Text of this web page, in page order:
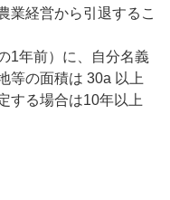
業経営から引退するこ
1年前）に、自分名義
等の面積は 30a 以上
する場合は10年以上